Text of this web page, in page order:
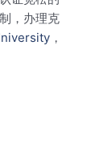
，办理克
，